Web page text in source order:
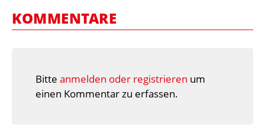
KOMMENTARE
Bitte anmelden oder registrieren um
einen Kommentar zu erfassen.